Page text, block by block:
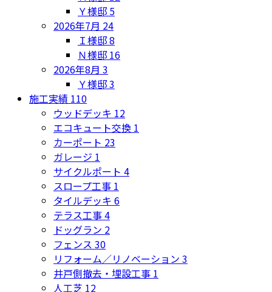
Ｙ様邸 5
2026年7月 24
Ｉ様邸8
Ｎ様邸 16
2026年8月 3
Ｙ様邸3
施工実績 110
ウッドデッキ 12
エコキュート交換 1
カーポート 23
ガレージ 1
サイクルポート 4
スロープ工事 1
タイルデッキ 6
テラス工事4
ドッグラン 2
フェンス 30
リフォーム／リノベーション 3
井戸側撤去・埋設工事 1
人工芝 12